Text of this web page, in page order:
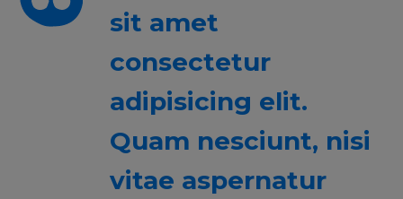
sit amet
consectetur
adipisicing elit.
Quam nesciunt, nisi
vitae aspernatur